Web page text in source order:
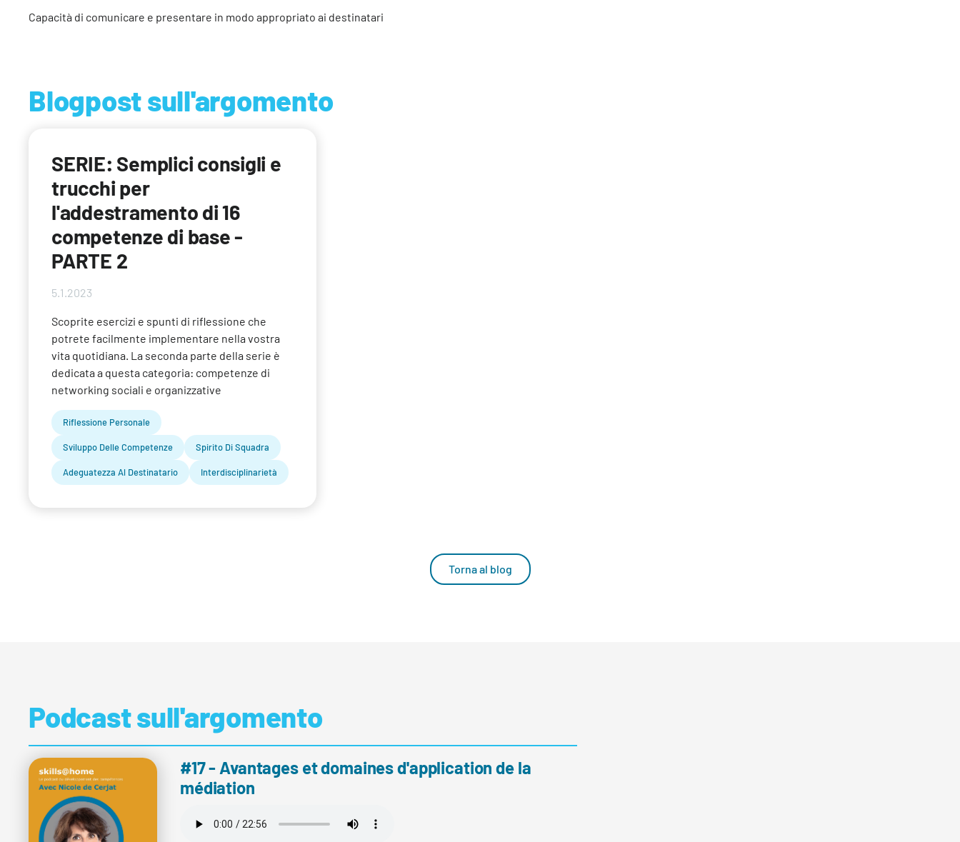
Capacità di comunicare e presentare in modo appropriato ai destinatari
Blogpost sull'argomento
SERIE: Semplici consigli e
trucchi per
l'addestramento di 16
competenze di base -
PARTE 2
5.1.2023
Scoprite esercizi e spunti di riflessione che
potrete facilmente implementare nella vostra
vita quotidiana. La seconda parte della serie è
dedicata a questa categoria: competenze di
networking sociali e organizzative
Riflessione Personale
Sviluppo Delle Competenze Spirito Di Squadra
Adeguatezza Al Destinatario Interdisciplinarietà
Torna al blog
Podcast sull'argomento
#17 - Avantages et domaines d'application de la
médiation